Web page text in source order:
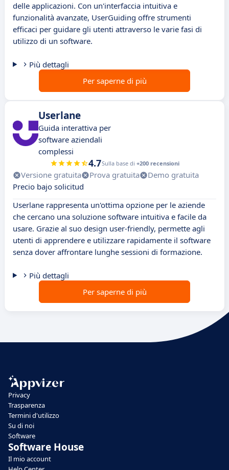
delle applicazioni. Con un'interfaccia intuitiva e
funzionalità avanzate, UserGuiding offre strumenti
efficaci per guidare gli utenti attraverso le varie fasi di
utilizzo di un software.
Più dettagli
Per saperne di più
Userlane
Guida interattiva per
software aziendali
complessi
4.7Sulla base di +200 recensioni
Versione gratuita Prova gratuita
Demo gratuita
Precio bajo solicitud
Userlane rappresenta un'ottima opzione per le aziende
che cercano una soluzione software intuitiva e facile da
usare. Grazie al suo design user-friendly, permette agli
utenti di apprendere e utilizzare rapidamente il software
senza dover affrontare lunghe sessioni di formazione.
Più dettagli
Per saperne di più
Privacy
Trasparenza
Termini d'utilizzo
Su di noi
Software
Software House
Il mio account